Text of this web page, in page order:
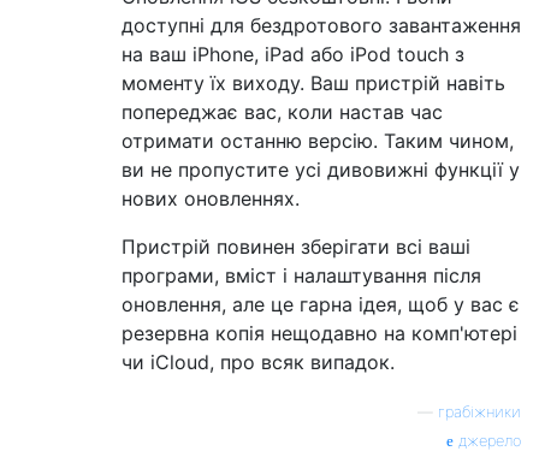
доступні для бездротового завантаження
на ваш iPhone, iPad або iPod touch з
моменту їх виходу. Ваш пристрій навіть
попереджає вас, коли настав час
отримати останню версію. Таким чином,
ви не пропустите усі дивовижні функції у
нових оновленнях.
Пристрій повинен зберігати всі ваші
програми, вміст і налаштування після
оновлення, але це гарна ідея, щоб у вас є
резервна копія нещодавно на комп'ютері
чи iCloud, про всяк випадок.
грабіжники
джерело